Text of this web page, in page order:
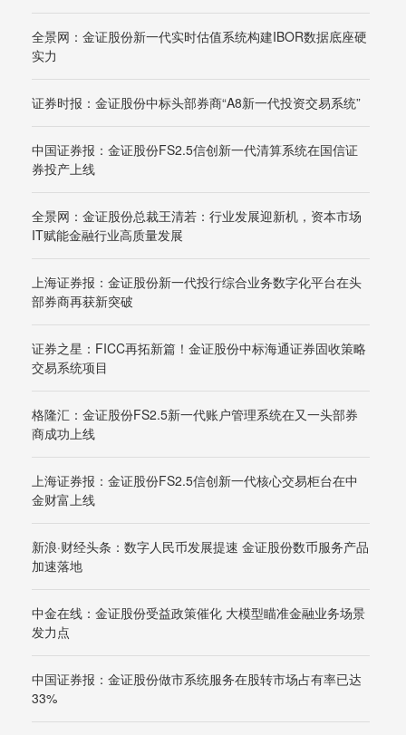
全景网：金证股份新一代实时估值系统构建IBOR数据底座硬
实力
证券时报：金证股份中标头部券商“A8新一代投资交易系统”
中国证券报：金证股份FS2.5信创新一代清算系统在国信证
券投产上线
全景网：金证股份总裁王清若：行业发展迎新机，资本市场
IT赋能金融行业高质量发展
上海证券报：金证股份新一代投行综合业务数字化平台在头
部券商再获新突破
证券之星：FICC再拓新篇！金证股份中标海通证券固收策略
交易系统项目
格隆汇：金证股份FS2.5新一代账户管理系统在又一头部券
商成功上线
上海证券报：金证股份FS2.5信创新一代核心交易柜台在中
金财富上线
新浪·财经头条：数字人民币发展提速 金证股份数币服务产品
加速落地
中金在线：金证股份受益政策催化 大模型瞄准金融业务场景
发力点
中国证券报：金证股份做市系统服务在股转市场占有率已达
33%